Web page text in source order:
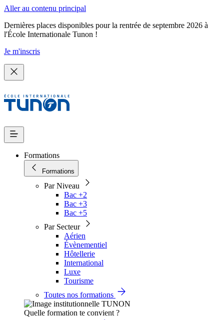
Aller au contenu principal
Dernières places disponibles pour la rentrée de septembre 2026 à
l'École Internationale Tunon !
Je m'inscris
Formations
Formations
Par Niveau
Bac +2
Bac +3
Bac +5
Par Secteur
Aérien
Évènementiel
Hôtellerie
International
Luxe
Tourisme
Toutes nos formations
Quelle formation te convient ?